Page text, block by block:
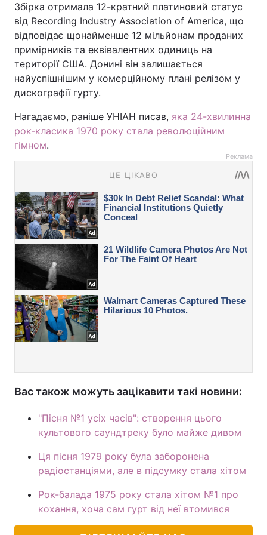
Збірка отримала 12-кратний платиновий статус
від Recording Industry Association of America, що
відповідає щонайменше 12 мільйонам проданих
примірників та еквівалентних одиниць на
території США. Донині він залишається
найуспішнішим у комерційному плані релізом у
дискографії гурту.
Нагадаємо, раніше УНІАН писав, яка 24-хвилинна
рок-класика 1970 року стала революційним
гімном.
Реклама
Вас також можуть зацікавити такі новини:
"Пісня №1 усіх часів": створення цього
культового саундтреку було майже дивом
Ця пісня 1979 року була заборонена
радіостанціями, але в підсумку стала хітом
Рок-балада 1975 року стала хітом №1 про
кохання, хоча сам гурт від неї втомився